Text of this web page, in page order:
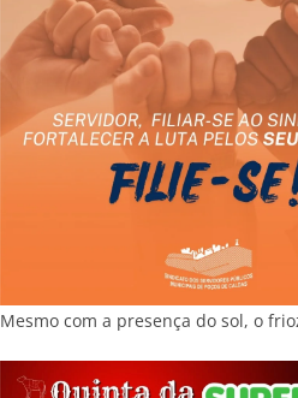
Mesmo com a presença do sol, o